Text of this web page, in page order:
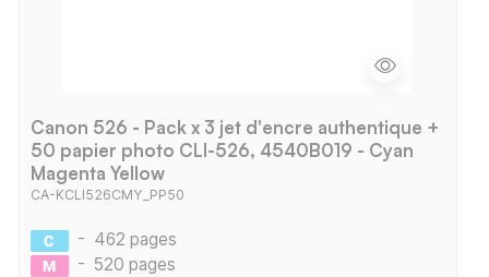
Canon 526 - Pack x 3 jet d'encre authentique +
50 papier photo CLI-526, 4540B019 - Cyan
Magenta Yellow
CA-KCLI526CMY_PP50
- 462 pages
- 520 pages